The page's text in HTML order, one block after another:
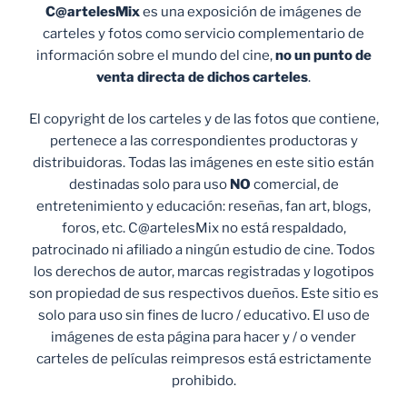
C@artelesMixes una exposición de imágenes de
carteles y fotos como servicio complementario de
información sobre el mundo del cine,no un punto de
venta directa de dichos carteles.
El copyright de los carteles y de las fotos que contiene,
pertenece a las correspondientes productoras y
distribuidoras. Todas las imágenes en este sitio están
destinadas solo para uso NO comercial, de
entretenimiento y educación: reseñas, fan art, blogs,
foros, etc. C@artelesMix no está respaldado,
patrocinado ni afiliado a ningún estudio de cine. Todos
los derechos de autor, marcas registradas y logotipos
son propiedad de sus respectivos dueños. Este sitio es
solo para uso sin fines de lucro / educativo. El uso de
imágenes de esta página para hacer y / o vender
carteles de películas reimpresos está estrictamente
prohibido.